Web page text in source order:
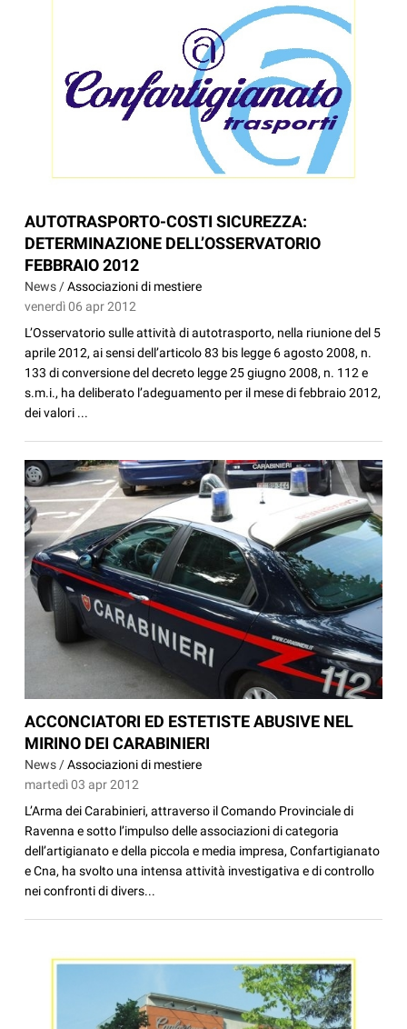
AUTOTRASPORTO-COSTI SICUREZZA:
DETERMINAZIONE DELL’OSSERVATORIO
FEBBRAIO 2012
News /Associazioni di mestiere
venerdì 06 apr 2012
L’Osservatorio sulle attività di autotrasporto, nella riunione del 5
aprile 2012, ai sensi dell’articolo 83 bis legge 6 agosto 2008, n.
133 di conversione del decreto legge 25 giugno 2008, n. 112 e
s.m.i., ha deliberato l’adeguamento per il mese di febbraio 2012,
dei valori ...
ACCONCIATORI ED ESTETISTE ABUSIVE NEL
MIRINO DEI CARABINIERI
News /Associazioni di mestiere
martedì 03 apr 2012
L’Arma dei Carabinieri, attraverso il Comando Provinciale di
Ravenna e sotto l’impulso delle associazioni di categoria
dell’artigianato e della piccola e media impresa, Confartigianato
e Cna, ha svolto una intensa attività investigativa e di controllo
nei confronti di divers...